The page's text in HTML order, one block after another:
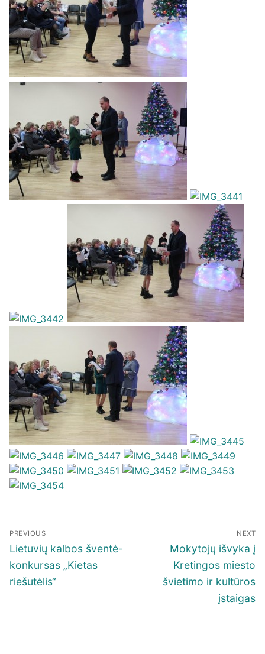
Navigacija
tarp
įrašų
PREVIOUS
Previous
post:
Lietuvių kalbos šventė-
konkursas „Kietas
riešutėlis“
NEXT
Next
post:
Mokytojų išvyka į
Kretingos miesto
švietimo ir kultūros
įstaigas